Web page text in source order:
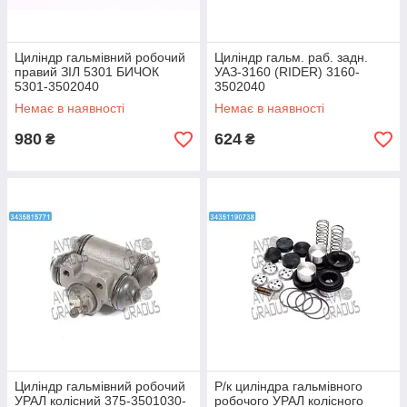
Циліндр гальмівний робочий
правий ЗІЛ 5301 БИЧОК
5301-3502040
Немає в наявності
980 ₴
Циліндр гальм. раб. задн.
УАЗ-3160 (RIDER) 3160-
3502040
Немає в наявності
624 ₴
Циліндр гальмівний робочий
УРАЛ колісний 375-3501030-
Р/к циліндра гальмівного
робочого УРАЛ колісного